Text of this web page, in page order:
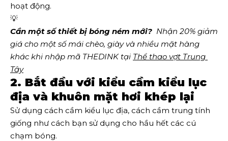
hoạt động.
💡
Cần một số thiết bị bóng ném mới?
  Nhận 20% giảm
giá cho một số mái chèo, giày và nhiều mặt hàng
khác khi nhập mã THEDINK tại Thể thao vợt Trung
Tây
2. Bắt đầu với kiểu cầm kiểu lục
địa và khuôn mặt hơi khép lại
Sử dụng cách cầm kiểu lục địa, cách cầm trung tính
giống như cách bạn sử dụng cho hầu hết các cú
chạm bóng.